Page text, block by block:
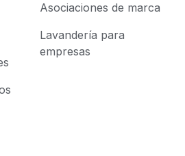
Asociaciones de marca
Lavandería para
empresas